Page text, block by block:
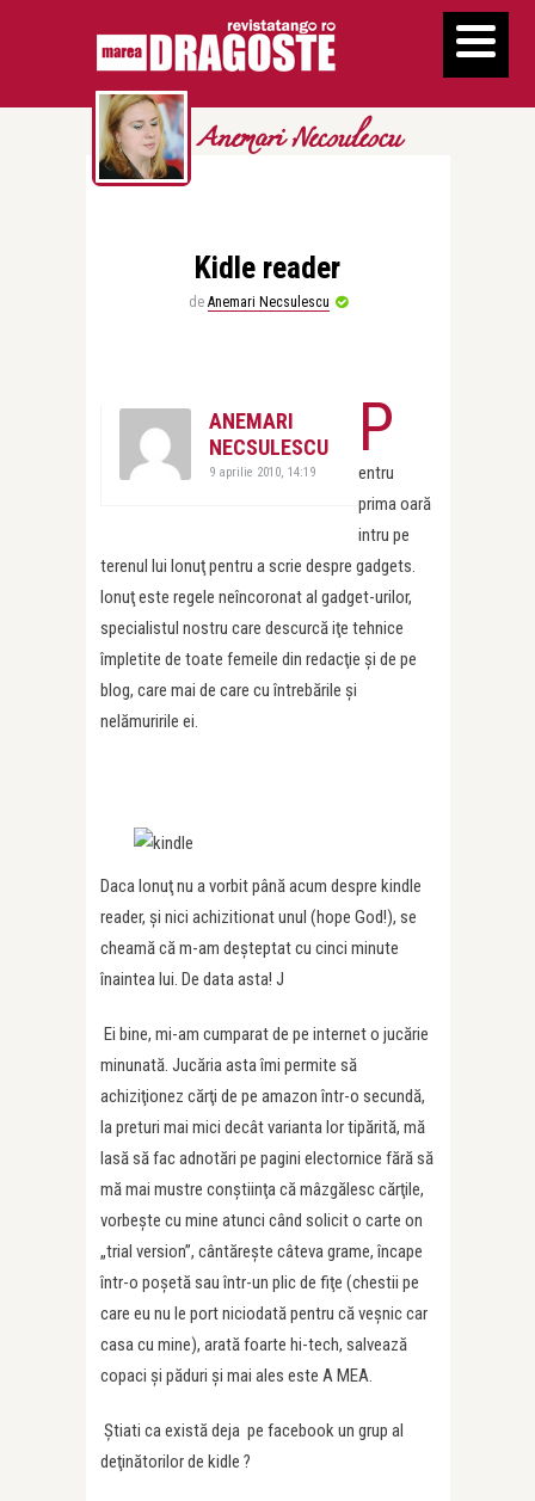
Anemari Necsulescu
Kidle reader
de Anemari Necsulescu
ANEMARI
NECSULESCU
9 aprilie 2010, 14:19
P
entru
prima oară
intru pe
terenul lui Ionuţ pentru a scrie despre gadgets.
Ionuţ este regele neîncoronat al gadget-urilor,
specialistul nostru care descurcă iţe tehnice
împletite de toate femeile din redacţie şi de pe
blog, care mai de care cu întrebările şi
nelămuririle ei.
Daca Ionuţ nu a vorbit până acum despre kindle
reader, şi nici achizitionat unul (hope God!), se
cheamă că m-am deşteptat cu cinci minute
înaintea lui. De data asta! J
Ei bine, mi-am cumparat de pe internet o jucărie
minunată. Jucăria asta îmi permite să
achiziţionez cărţi de pe amazon într-o secundă,
la preturi mai mici decât varianta lor tipărită, mă
lasă să fac adnotări pe pagini electornice fără să
mă mai mustre conştiinţa că mâzgălesc cărţile,
vorbeşte cu mine atunci când solicit o carte on
„trial version”, cântăreşte câteva grame, încape
într-o poşetă sau într-un plic de fiţe (chestii pe
care eu nu le port niciodată pentru că veşnic car
casa cu mine), arată foarte hi-tech, salvează
copaci şi păduri şi mai ales este A MEA.
Ştiati ca există deja pe facebook un grup al
deţinătorilor de kidle ?